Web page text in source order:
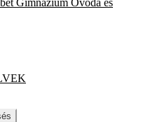
Gimnázium Óvoda és